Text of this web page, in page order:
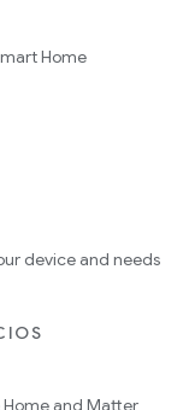
Home
device and needs
and Matter